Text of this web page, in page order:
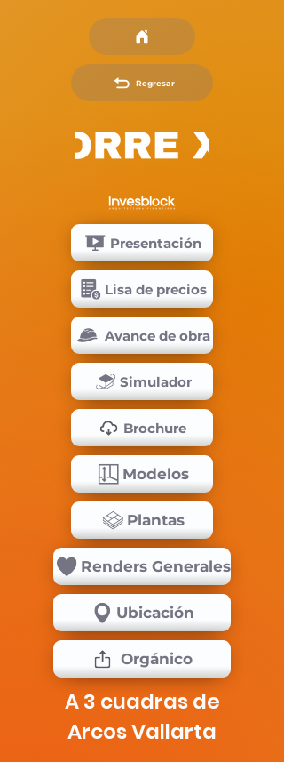
Regresar
Presentación
Lisa de precios
Avance de obra
Simulador
Brochure
Modelos
Plantas
Renders Generales
Ubicación
Orgánico
A 3 cuadras de
Arcos Vallarta